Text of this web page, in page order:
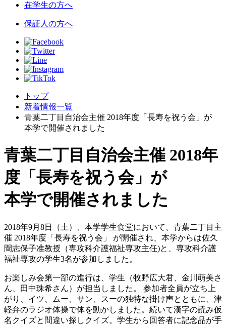
在学生の方へ
保証人の方へ
トップ
新着情報一覧
青葉二丁目自治会主催 2018年度「長寿を祝う会」が
本学で開催されました
青葉二丁目自治会主催 2018年
度「長寿を祝う会」が
本学で開催されました
2018年9月8日（土）、本学学生食堂において、青葉二丁目主
催 2018年度「長寿を祝う会」 が開催され、本学からは佐久
間志保子准教授（専攻科介護福祉専攻主任)と、専攻科介護
福祉専攻の学生3名が参加しました。
お楽しみ会第一部の進行は、学生（牧野広大君、金川萌美さ
ん、田中珠希さん）が担当しました。 参加者全員が立ち上
がり、イツ、ムー、サン、スーの独特な掛け声とともに、津
軽弁のラジオ体操で体を動かしました。続いて漢字の読み仮
名クイズと間違い探しクイズ。学生から回答者に記念品が手